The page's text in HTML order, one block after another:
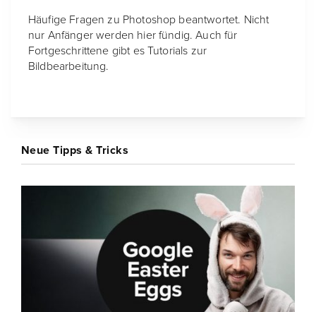
Häufige Fragen zu Photoshop beantwortet. Nicht
nur Anfänger werden hier fündig. Auch für
Fortgeschrittene gibt es Tutorials zur
Bildbearbeitung.
Neue Tipps & Tricks